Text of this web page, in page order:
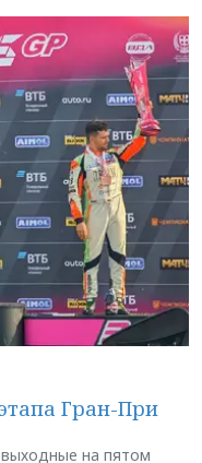
Гран-При
на пятом